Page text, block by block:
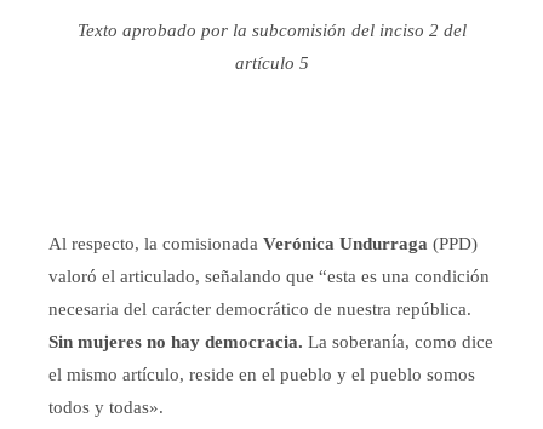
Texto aprobado por la subcomisión del inciso 2 del
artículo 5
Al respecto, la comisionada Verónica Undurraga (PPD)
valoró el articulado, señalando que “esta es una condición
necesaria del carácter democrático de nuestra república.
Sin mujeres no hay democracia. La soberanía, como dice
el mismo artículo, reside en el pueblo y el pueblo somos
todos y todas».